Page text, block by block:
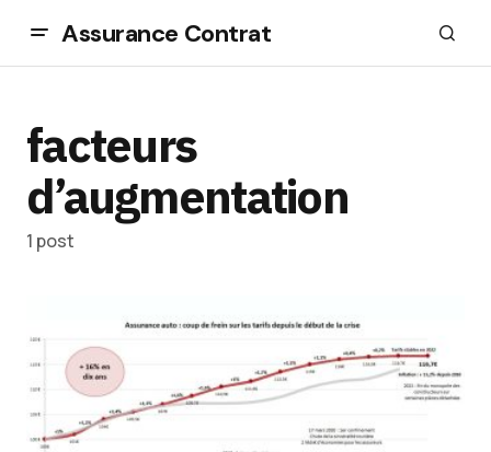
Assurance Contrat
facteurs
d’augmentation
1 post